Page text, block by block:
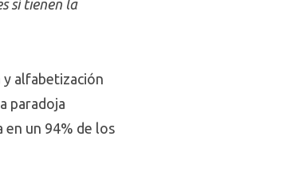
sí tienen la
y alfabetización
paradoja
en un 94% de los